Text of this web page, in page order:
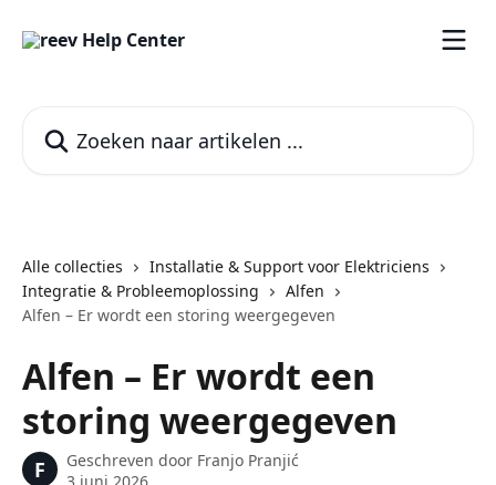
Alle collecties
Installatie & Support voor Elektriciens
Integratie & Probleemoplossing
Alfen
Alfen – Er wordt een storing weergegeven
Alfen – Er wordt een
storing weergegeven
F Geschreven door Franjo Pranjić